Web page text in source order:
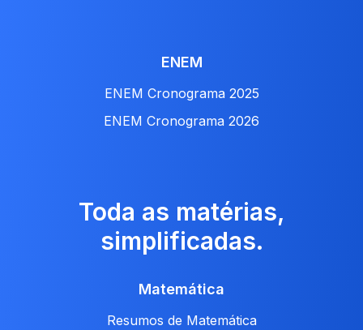
ENEM
ENEM Cronograma 2025
ENEM Cronograma 2026
Toda as matérias,
simplificadas.
Matemática
Resumos de Matemática